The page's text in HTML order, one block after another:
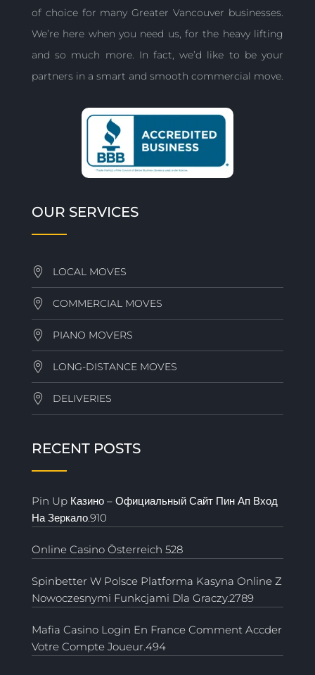
of choice for many Greater Vancouver businesses.
We’re here when you need us, for the heavy lifting
and so much more. In fact, we’d like to be your
partners in a smart and smooth commercial move.
OUR SERVICES
LOCAL MOVES
COMMERCIAL MOVES
PIANO MOVERS
LONG-DISTANCE MOVES
DELIVERIES
RECENT POSTS
Pin Up Казино – Официальный Сайт Пин Ап Вход
На Зеркало.910
Online Casino Österreich 528
Spinbetter W Polsce Platforma Kasyna Online Z
Nowoczesnymi Funkcjami Dla Graczy.2789
Mafia Casino Login En France Comment Accder
Votre Compte Joueur.494